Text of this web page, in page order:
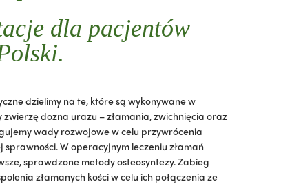
dla pacjentów
dzielimy na te, które są wykonywane w
dozna urazu – złamania, zwichnięcia oraz
wady rozwojowe w celu przywrócenia
sprawności. W operacyjnym leczeniu złamań
sprawdzone metody osteosyntezy. Zabieg
złamanych kości w celu ich połączenia ze